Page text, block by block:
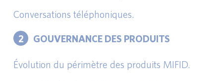
Conversations téléphoniques.
2 GOUVERNANCE DES PRODUITS
Évolution du périmètre des produits MIFID.